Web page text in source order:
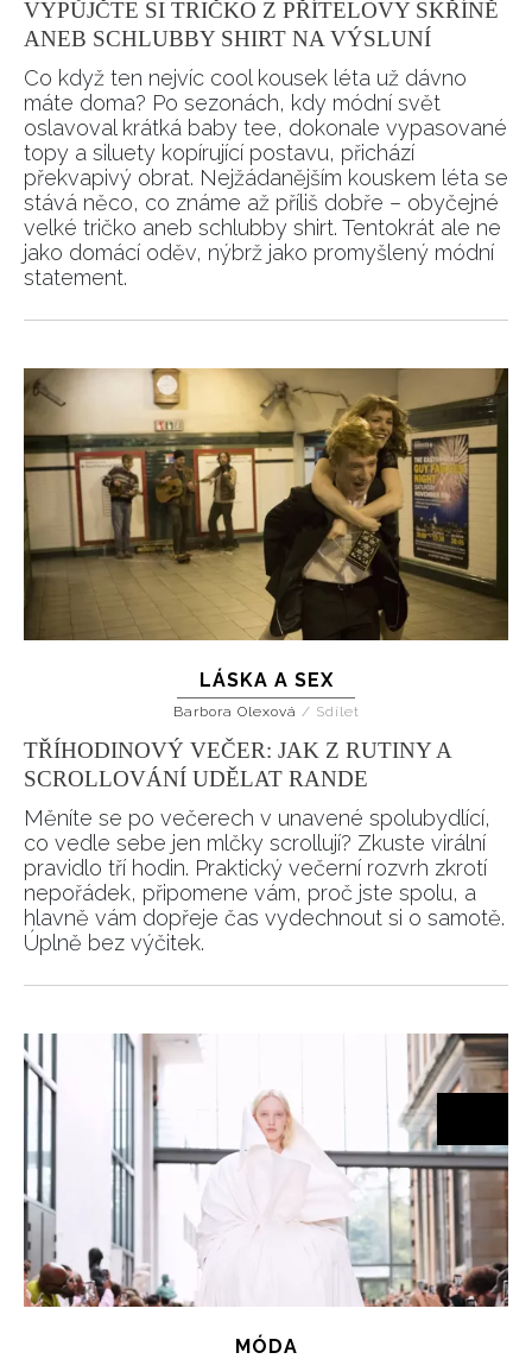
VYPŮJČTE SI TRIČKO Z PŘÍTELOVY SKŘÍNĚ
ANEB SCHLUBBY SHIRT NA VÝSLUNÍ
Co když ten nejvíc cool kousek léta už dávno
máte doma? Po sezonách, kdy módní svět
oslavoval krátká baby tee, dokonale vypasované
topy a siluety kopírující postavu, přichází
překvapivý obrat. Nejžádanějším kouskem léta se
stává něco, co známe až příliš dobře – obyčejné
velké tričko aneb schlubby shirt. Tentokrát ale ne
jako domácí oděv, nýbrž jako promyšlený módní
statement.
LÁSKA A SEX
Barbora Olexová / Sdílet
TŘÍHODINOVÝ VEČER: JAK Z RUTINY A
SCROLLOVÁNÍ UDĚLAT RANDE
Měníte se po večerech v unavené spolubydlící,
co vedle sebe jen mlčky scrollují? Zkuste virální
pravidlo tří hodin. Praktický večerní rozvrh zkrotí
nepořádek, připomene vám, proč jste spolu, a
hlavně vám dopřeje čas vydechnout si o samotě.
Úplně bez výčitek.
MÓDA